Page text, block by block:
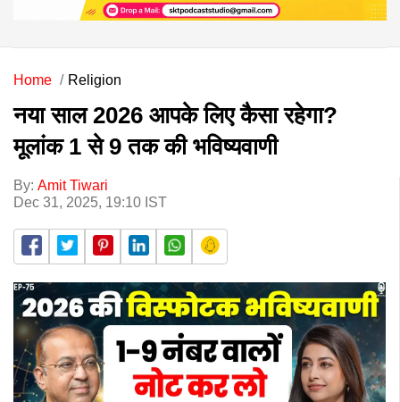
Home Religion
नया साल 2026 आपके लिए कैसा रहेगा?
मूलांक 1 से 9 तक की भविष्यवाणी
By: Amit Tiwari
Dec 31, 2025, 19:10 IST